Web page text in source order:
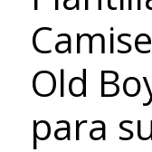
Old
para